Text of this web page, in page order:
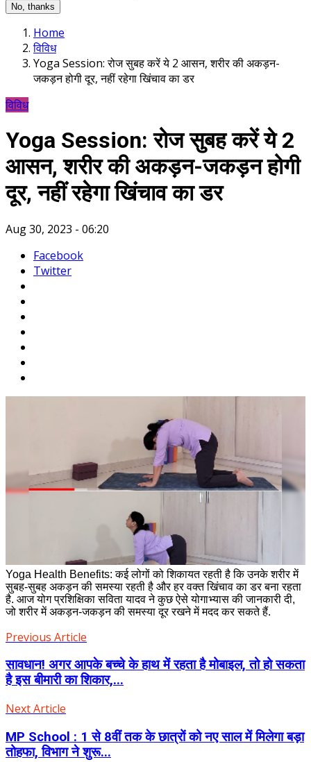
No, thanks
Home
विविध
Yoga Session: रोज सुबह करें ये 2 आसन, शरीर की अकड़न-
जकड़न होगी दूर, नहीं रहेगा खिंचाव का डर
विविध
Yoga Session: रोज सुबह करें ये 2
आसन, शरीर की अकड़न-जकड़न होगी
दूर, नहीं रहेगा खिंचाव का डर
Aug 30, 2023 - 06:20
Facebook
Twitter
Yoga Health Benefits: कई लोगों को शिकायत रहती है कि उनके शरीर में
सुबह-सुबह अकड़न की समस्‍या रहती है और हर वक्‍त खिंचाव का डर बना रहता
है. आज योग प्रशिक्षिका सविता यादव ने कुछ ऐसे योगाभ्‍यास की जानकारी दी,
जो शरीर में अकड़न-जकड़न की समस्‍या दूर रखने में मदद कर सकते हैं.
Previous Article
सावधान! अगर आपके बच्चे के हाथ में रहता है मोबाइल, तो हो सकता
है इस बीमारी का शिकार,...
Next Article
MP School : 1 से 8वीं तक के छात्रों को नए साल में मिलेगा बड़ा
तोहफा, विभाग ने शुरू...